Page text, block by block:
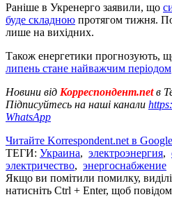
Раніше в Укренерго заявили, що
буде складною протягом тижня.
лише на вихідних.
Також енергетики прогнозують,
липень стане найважчим періодом
Новини від Корреспондент.netв
Підписуйтесь на наші канали
WhatsApp
Читайте Korrespondent.net в
ТЕГИ: Украина, электроэнергия,
электричество, энергоснабжение
Якщо ви помітили помилку,
натисніть Ctrl + Enter, щоб